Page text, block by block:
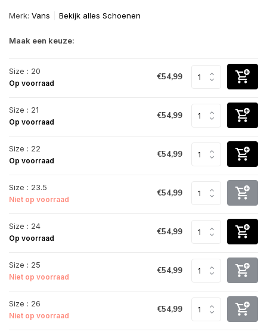
Merk: Vans Bekijk alles Schoenen
Maak een keuze:
Size : 20
Op voorraad
€54,99
Size : 21
Op voorraad
€54,99
Size : 22
Op voorraad
€54,99
Size : 23.5
Niet op voorraad
€54,99
Size : 24
Op voorraad
€54,99
Size : 25
Niet op voorraad
€54,99
Size : 26
Niet op voorraad
€54,99